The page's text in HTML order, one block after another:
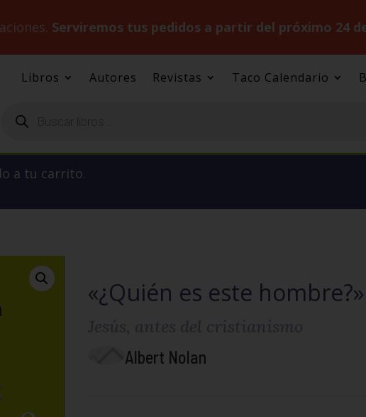
Serviremos tus pedidos a partir del próximo 24
Libros Autores Revistas Taco Calendario
productos
a tu carrito.
«¿Quién es este hombre?»
Albert Nolan